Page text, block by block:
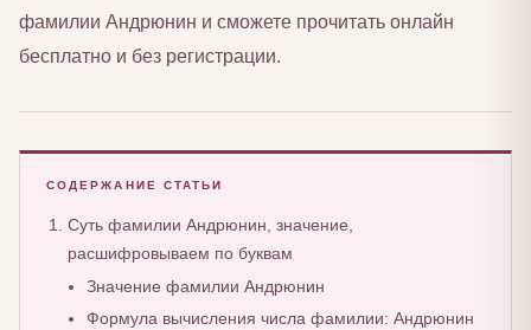
фамилии Андрюнин и сможете прочитать онлайн
бесплатно и без регистрации.
СОДЕРЖАНИЕ СТАТЬИ
Суть фамилии Андрюнин, значение,
расшифровываем по буквам
Значение фамилии Андрюнин
Формула вычисления числа фамилии: Андрюнин